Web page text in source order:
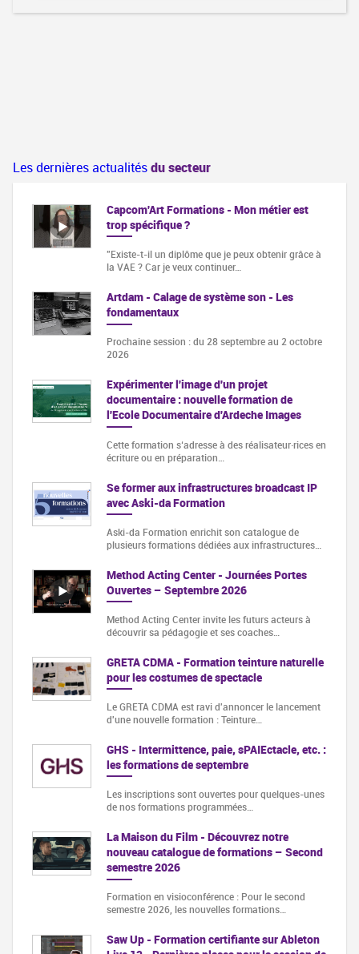
Les dernières actualitésdu secteur
Capcom'Art Formations - Mon métier est
trop spécifique ?
"Existe-t-il un diplôme que je peux obtenir grâce à
la VAE ? Car je veux continuer…
Artdam - Calage de système son - Les
fondamentaux
Prochaine session : du 28 septembre au 2 octobre
2026
Expérimenter l'image d'un projet
documentaire : nouvelle formation de
l'Ecole Documentaire d'Ardeche Images
Cette formation s‘adresse à des réalisateur·rices en
écriture ou en préparation…
Se former aux infrastructures broadcast IP
avec Aski-da Formation
Aski-da Formation enrichit son catalogue de
plusieurs formations dédiées aux infrastructures…
Method Acting Center - Journées Portes
Ouvertes – Septembre 2026
Method Acting Center invite les futurs acteurs à
découvrir sa pédagogie et ses coaches…
GRETA CDMA - Formation teinture naturelle
pour les costumes de spectacle
Le GRETA CDMA est ravi d'annoncer le lancement
d'une nouvelle formation : Teinture…
GHS - Intermittence, paie, sPAIEctacle, etc. :
les formations de septembre
Les inscriptions sont ouvertes pour quelques-unes
de nos formations programmées…
La Maison du Film - Découvrez notre
nouveau catalogue de formations – Second
semestre 2026
Formation en visioconférence : Pour le second
semestre 2026, les nouvelles formations…
Saw Up - Formation certifiante sur Ableton